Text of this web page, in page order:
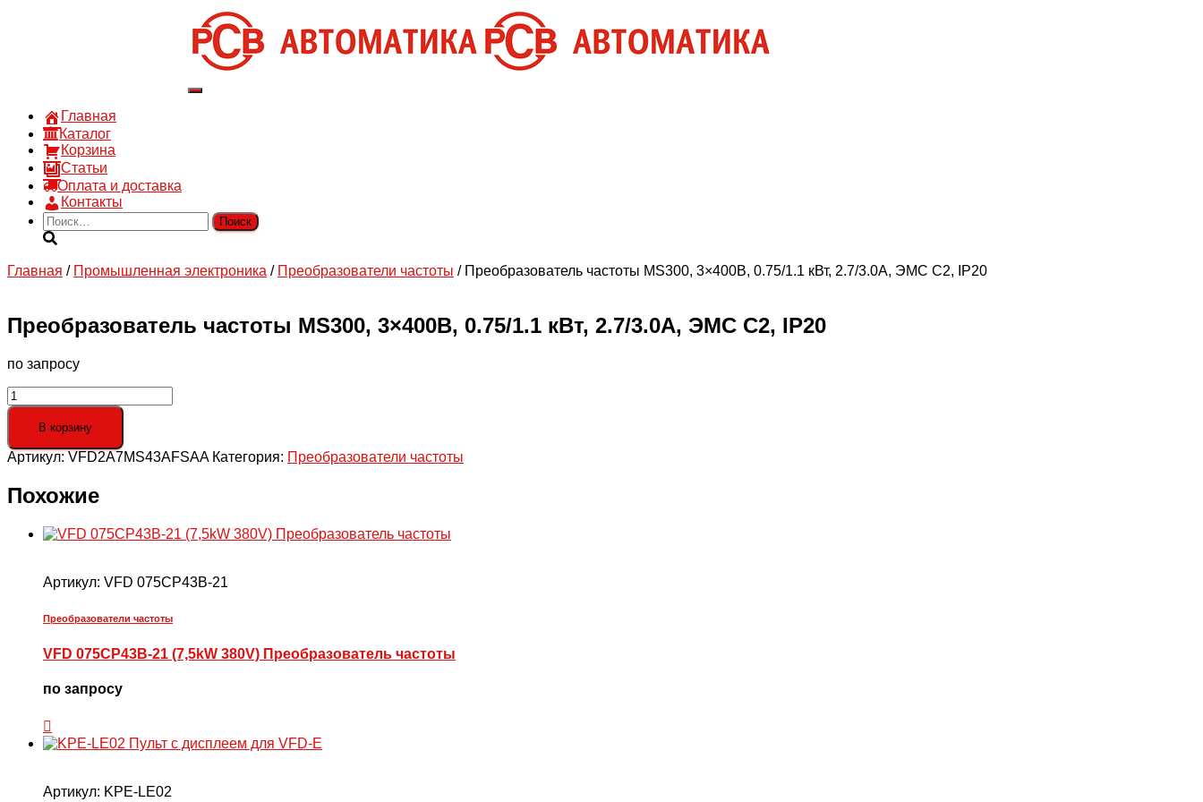
Переключить
Главная
Каталог
Корзина
Статьи
Оплата и доставка
Контакты
Найти:
Главная / Промышленная электроника / Преобразователи частоты / Преобразователь частоты MS300, 3×400В, 0.75/1.1 кВт, 2.7/3.0А, ЭМС С2, IP20
Преобразователь частоты MS300, 3×400В, 0.75/1.1 кВт, 2.7/3.0А, ЭМС С2, IP20
по запросу
Количество
товара
Преобразователь
частоты
MS300,
0.75/1.1
кВт,
ЭМС
В корзину
Артикул: VFD2A7MS43AFSAA Категория: Преобразователи частоты
Похожие
Артикул: VFD 075CP43B-21
Преобразователи частоты
VFD 075CP43B-21 (7,5kW 380V) Преобразователь частоты
по запросу
Артикул: KPE-LE02